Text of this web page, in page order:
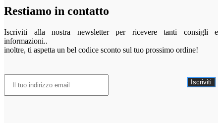
Restiamo in contatto
Iscriviti alla nostra newsletter per ricevere tanti consigli e
informazioni..
inoltre, ti aspetta un bel codice sconto sul tuo prossimo ordine!
Iscriviti